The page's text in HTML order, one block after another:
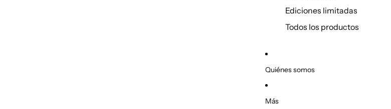
Ediciones limitadas
Todos los productos
Quiénes somos
Más